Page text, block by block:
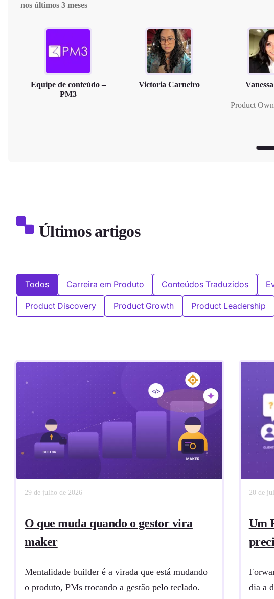
nos últimos 3 meses
Equipe de conteúdo –
PM3
Victoria Carneiro
Product
Últimos artigos
Todos Carreira em Produto Conteúdos Traduzidos
Product Discovery Product Growth Product Leadership
29 de julho de 2026
O que muda quando o gestor vira
maker
Mentalidade builder é a virada que está mudando
o produto, PMs trocando a gestão pelo teclado.
20 de
Um
dia a